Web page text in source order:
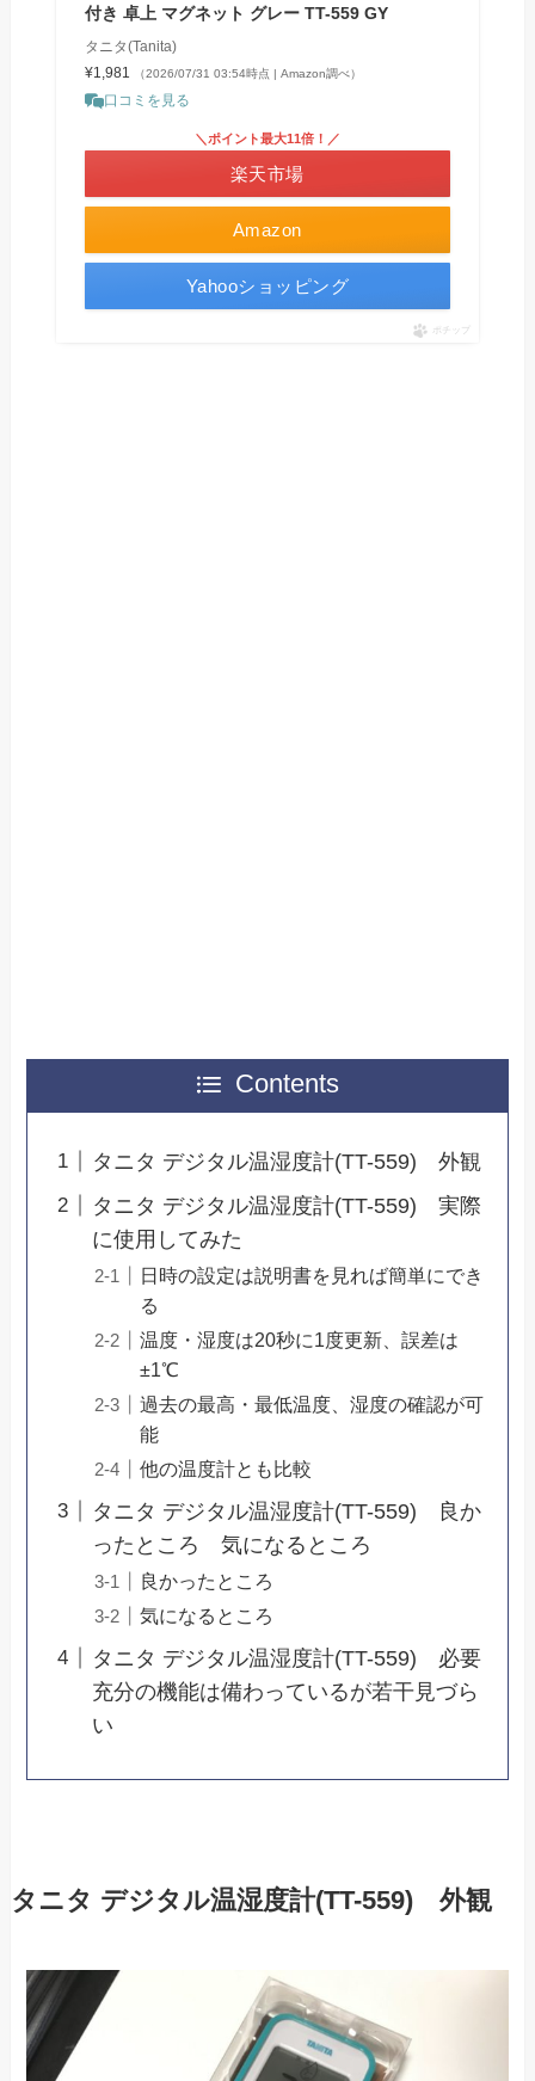
付き 卓上 マグネット グレー TT-559 GY
タニタ(Tanita)
¥1,981
（2026/07/31 03:54時点 | Amazon調べ）
口コミを見る
Amazon
＼ポイント最大11倍！／
楽天市場
Yahooショッピング
ポチップ
Contents
タニタ デジタル温湿度計(TT-559) 外観
タニタ デジタル温湿度計(TT-559) 実際
に使用してみた
日時の設定は説明書を見れば簡単にでき
る
温度・湿度は20秒に1度更新、誤差は
±1℃
過去の最高・最低温度、湿度の確認が可
能
他の温度計とも比較
タニタ デジタル温湿度計(TT-559) 良か
ったところ 気になるところ
良かったところ
気になるところ
タニタ デジタル温湿度計(TT-559) 必要
充分の機能は備わっているが若干見づら
い
タニタ デジタル温湿度計(TT-559) 外観